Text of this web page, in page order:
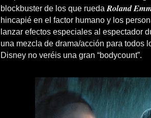
blockbuster de los que rueda Roland
hincapié en el factor humano y los
lanzar efectos especiales al espectador
una mezcla de drama/acción para todos
Disney no veréis una gran “bodycount”.